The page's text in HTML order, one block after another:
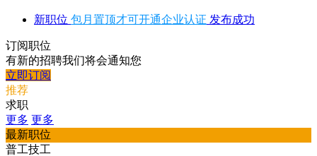
新职位 包月置顶才可开通企业认证 发布成功
订阅职位
有新的招聘我们将会通知您
立即订阅
推荐
求职
更多 更多
最新职位
普工技工